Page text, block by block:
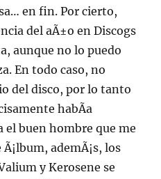
en fin. Por cierto,
del aÃ±o en Discogs
aunque no lo puedo
En todo caso, no
del disco, por lo tanto
habÃ­a
buen hombre que me
ademÃ¡s, los
y Kerosene se